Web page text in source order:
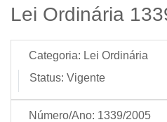
Lei Ordinária
Categoria: Lei Ordinária
Status: Vigente
Número/Ano: 1339/2005